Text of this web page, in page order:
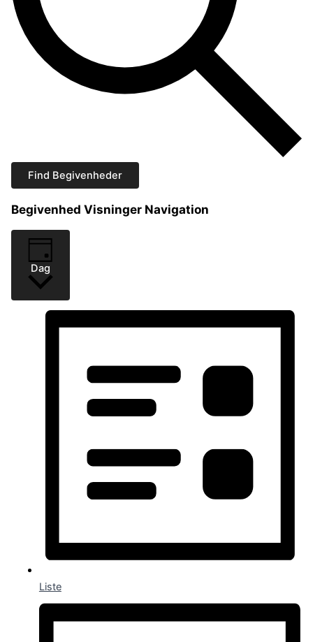
Find Begivenheder
Begivenhed Visninger Navigation
Dag
Liste